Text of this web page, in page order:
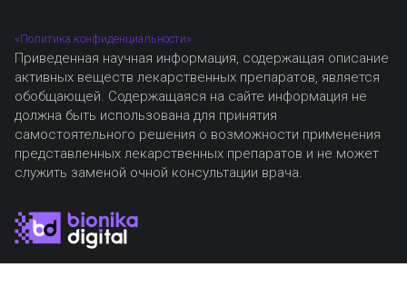
«Политика конфиденциальности»
Приведенная научная информация, содержащая описание
активных веществ лекарственных препаратов, является
обобщающей. Содержащаяся на сайте информация не
должна быть использована для принятия
самостоятельного решения о возможности применения
представленных лекарственных препаратов и не может
служить заменой очной консультации врача.